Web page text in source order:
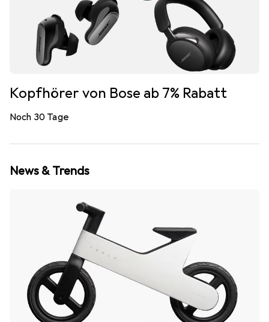
Kopfhörer von Bose ab 7% Rabatt
Noch 30 Tage
News & Trends